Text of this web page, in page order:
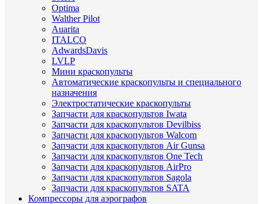
Optima
Walther Pilot
Auarita
ITALCO
AdwardsDavis
LVLP
Мини краскопульты
Автоматические краскопульты и специального
назначения
Электростатические краскопульты
Запчасти для краскопультов Iwata
Запчасти для краскопультов Devilbiss
Запчасти для краскопультов Walcom
Запчасти для краскопультов Air Gunsa
Запчасти для краскопультов One Tech
Запчасти для краскопультов AirPro
Запчасти для краскопультов Sagola
Запчасти для краскопультов SATA
Компрессоры для аэрографов